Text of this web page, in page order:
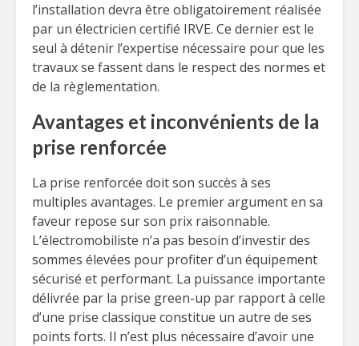
l’installation devra être obligatoirement réalisée
par un électricien certifié IRVE. Ce dernier est le
seul à détenir l’expertise nécessaire pour que les
travaux se fassent dans le respect des normes et
de la règlementation.
Avantages et inconvénients de la
prise renforcée
La prise renforcée doit son succès à ses
multiples avantages. Le premier argument en sa
faveur repose sur son prix raisonnable.
L’électromobiliste n’a pas besoin d’investir des
sommes élevées pour profiter d’un équipement
sécurisé et performant. La puissance importante
délivrée par la prise green-up par rapport à celle
d’une prise classique constitue un autre de ses
points forts. Il n’est plus nécessaire d’avoir une